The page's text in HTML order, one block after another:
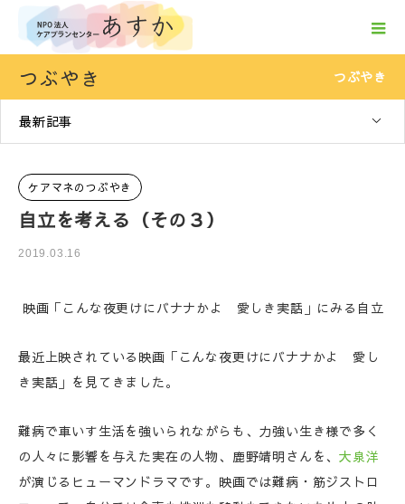
つぶやき つぶやき
最新記事
ケアマネのつぶやき
自立を考える（その３）
2019.03.16
映画「こんな夜更けにバナナかよ 愛しき実話」にみる自立
最近上映されている映画「こんな夜更けにバナナかよ 愛し
き実話」を見てきました。
難病で車いす生活を強いられながらも、力強い生き様で多く
の人々に影響を与えた実在の人物、鹿野靖明さんを、大泉洋
が演じるヒューマンドラマです。映画では難病・筋ジストロ